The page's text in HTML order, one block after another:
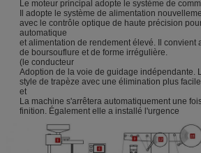
Le moteur principal adopte le système de
Il adopte le système de alimentation
avec le contrôle optique de haute précision
automatique
et alimentation de rendement élevé. Il convient
de boursouflure et de forme irrégulière.
(le conducteur
Adoption de la voie de guidage indépendante.
style de trapèze avec une élimination plus facile
et
La machine s'arrêtera automatiquement une
finition. Également elle a installé l'urgence